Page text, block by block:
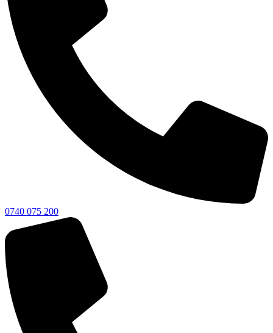
0740 075 200